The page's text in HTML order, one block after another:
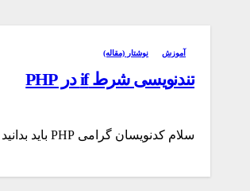
آموزش نوشتار (مقاله)
تندنویسی شرط if در PHP
سلام کدنویسان گرامی PHP باید بدانید که در PHP هرچند پلتفرم ها و فریم ورک های گوناگون و بیشماری دیده…